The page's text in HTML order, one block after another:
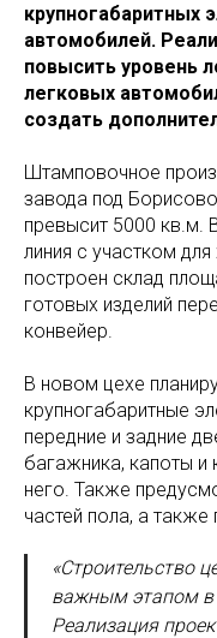
крупногабаритных
автомобилей.
повысить уровень
легковых
создать
Штамповочное
завода под
превысит 5000 кв.м.
линия с участком
построен склад
готовых изделий
конвейер.
В новом цехе
крупногабаритные
передние и задние
багажника, капоты
него. Также
частей пола, а
«Строительство
важным этапом в
Реализация